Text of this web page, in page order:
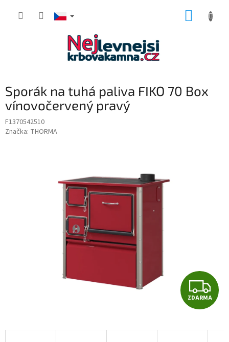
Sporák na tuhá paliva FIKO 70 Box
vínovočervený pravý
F1370542510
Značka: THORMA
Z
D
A
ZDARMA